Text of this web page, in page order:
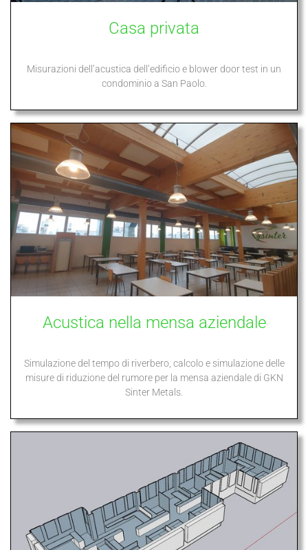
Casa privata
Misurazioni dell’acustica dell’edificio e blower door test in un
condominio a San Paolo.
Acustica nella mensa aziendale
Simulazione del tempo di riverbero, calcolo e simulazione delle
misure di riduzione del rumore per la mensa aziendale di GKN
Sinter Metals.